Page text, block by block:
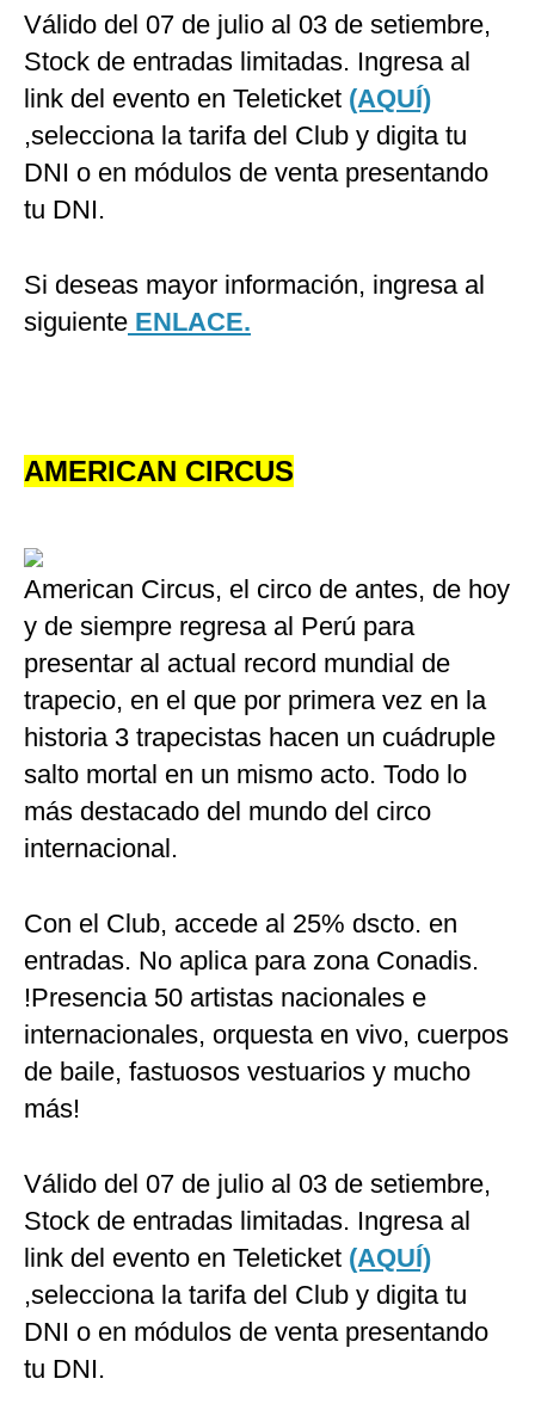
Válido del 07 de julio al 03 de setiembre,
Stock de entradas limitadas. Ingresa al
link del evento en Teleticket (AQUÍ)
,selecciona la tarifa del Club y digita tu
DNI o en módulos de venta presentando
tu DNI.
Si deseas mayor información, ingresa al
siguiente ENLACE.
AMERICAN CIRCUS
American Circus, el circo de antes, de hoy
y de siempre regresa al Perú para
presentar al actual record mundial de
trapecio, en el que por primera vez en la
historia 3 trapecistas hacen un cuádruple
salto mortal en un mismo acto. Todo lo
más destacado del mundo del circo
internacional.
Con el Club, accede al 25% dscto. en
entradas. No aplica para zona Conadis.
!Presencia 50 artistas nacionales e
internacionales, orquesta en vivo, cuerpos
de baile, fastuosos vestuarios y mucho
más!
Válido del 07 de julio al 03 de setiembre,
Stock de entradas limitadas. Ingresa al
link del evento en Teleticket (AQUÍ)
,selecciona la tarifa del Club y digita tu
DNI o en módulos de venta presentando
tu DNI.